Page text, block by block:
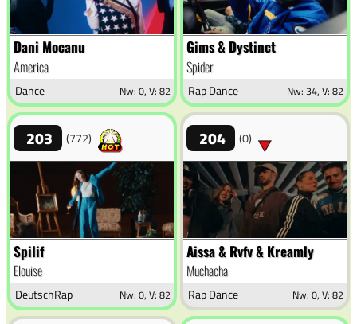
Dani Mocanu
America
Dance Nw: 0, V: 82
Gims & Dystinct
Spider
Rap Dance Nw: 34, V: 82
203 (772)
Spilif
Elouise
DeutschRap Nw: 0, V: 82
204 (0)
Aissa & Rvfv & Kreamly
Muchacha
Rap Dance Nw: 0, V: 82